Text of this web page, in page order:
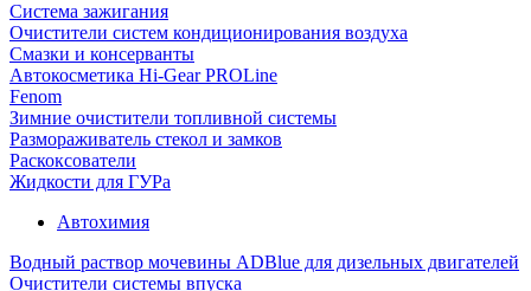
Система зажигания
Очистители систем кондиционирования воздуха
Смазки и консерванты
Автокосметика Hi-Gear PROLine
Fenom
Зимние очистители топливной системы
Размораживатель стекол и замков
Раскоксователи
Жидкости для ГУРа
Автохимия
Водный раствор мочевины ADBlue для дизельных двигателей
Очистители системы впуска